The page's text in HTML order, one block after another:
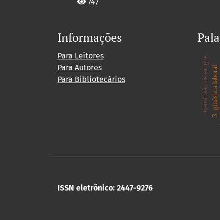
Informações
Para Leitores
Para Autores
Para Bibliotecários
3. ginástica laboral
transfusão de sangue.
ISSN eletrônico: 2447-9276